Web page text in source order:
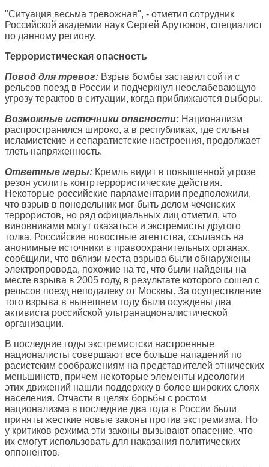
"Ситуация весьма тревожная", - отметил сотрудник
Российской академии наук Сергей Арутюнов, специалист
по данному региону.
Террористическая опасность
Повод для тревог: Взрыв бомбы заставил сойти с
рельсов поезд в России и подчеркнул неослабевающую
угрозу терактов в ситуации, когда приближаются выборы.
Возможные источники опасности: Национализм
распространился широко, а в республиках, где сильны
исламистские и сепаратистские настроения, продолжает
тлеть напряженность.
Ответные меры: Кремль видит в повышенной угрозе
резон усилить контртеррористические действия.
Некоторые российские парламентарии предположили,
что взрыв в понедельник мог быть делом чеченских
террористов, но ряд официальных лиц отметил, что
виновниками могут оказаться и экстремисты другого
толка. Российские новостные агентства, ссылаясь на
анонимные источники в правоохранительных органах,
сообщили, что вблизи места взрыва были обнаружены
электропровода, похожие на те, что были найдены на
месте взрыва в 2005 году, в результате которого сошел с
рельсов поезд неподалеку от Москвы. За осуществление
того взрыва в нынешнем году были осуждены два
активиста российской ультранационалистической
организации.
В последние годы экстремистски настроенные
националисты совершают все больше нападений по
расистским соображениям на представителей этнических
меньшинств, причем некоторые элементы идеологии
этих движений нашли поддержку в более широких слоях
населения. Отчасти в целях борьбы с ростом
национализма в последние два года в России были
приняты жесткие новые законы против экстремизма. Но
у критиков режима эти законы вызывают опасение, что
их смогут использовать для наказания политических
оппонентов.